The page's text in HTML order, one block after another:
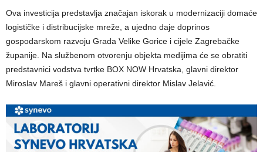
Ova investicija predstavlja značajan iskorak u modernizaciji domaće
logističke i distribucijske mreže, a ujedno daje doprinos
gospodarskom razvoju Grada Velike Gorice i cijele Zagrebačke
županije. Na službenom otvorenju objekta medijima će se obratiti
predstavnici vodstva tvrtke BOX NOW Hrvatska, glavni direktor
Miroslav Mareš i glavni operativni direktor Mislav Jelavić.